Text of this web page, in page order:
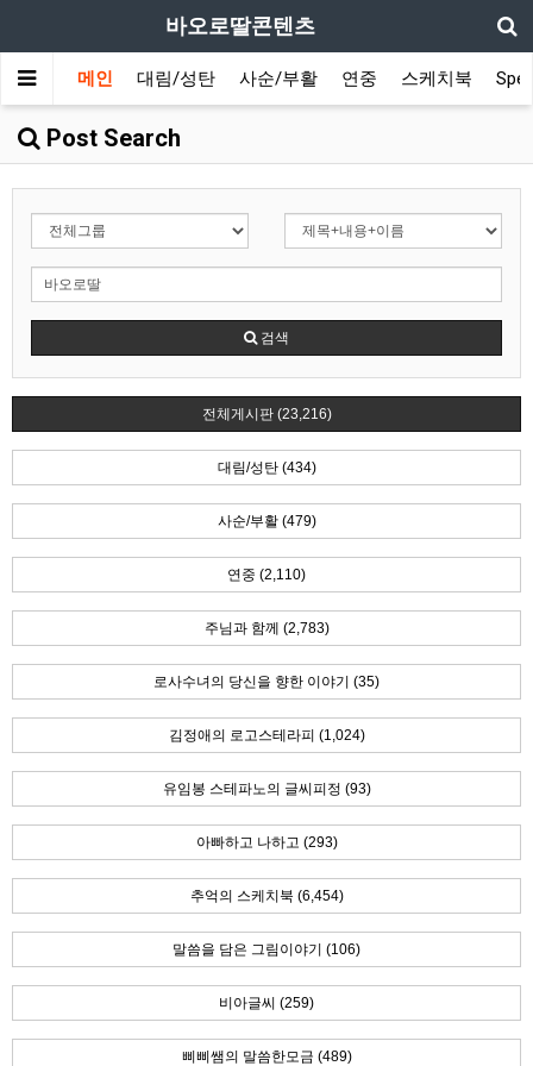
바오로딸콘텐츠
메인 대림/성탄 사순/부활 연중 스케치북
Post Search
검색
전체게시판 (23,216)
대림/성탄 (434)
사순/부활 (479)
연중 (2,110)
주님과 함께 (2,783)
로사수녀의 당신을 향한 이야기 (35)
김정애의 로고스테라피 (1,024)
유임봉 스테파노의 글씨피정 (93)
아빠하고 나하고 (293)
추억의 스케치북 (6,454)
말씀을 담은 그림이야기 (106)
비아글씨 (259)
삐삐쌤의 말씀한모금 (489)